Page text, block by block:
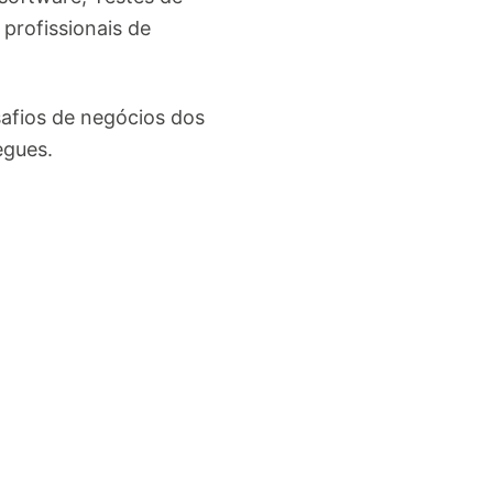
de
de negócios dos